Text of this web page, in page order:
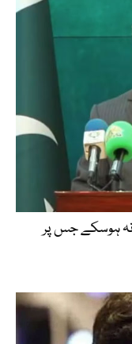
ہوسکے جس پر